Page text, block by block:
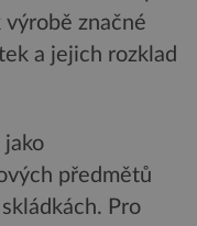
výrobě značné
a jejich rozklad
jako
předmětů
Pro